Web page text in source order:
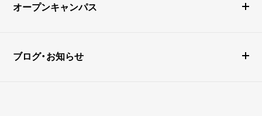
オープンキャンパス
ブログ・お知らせ